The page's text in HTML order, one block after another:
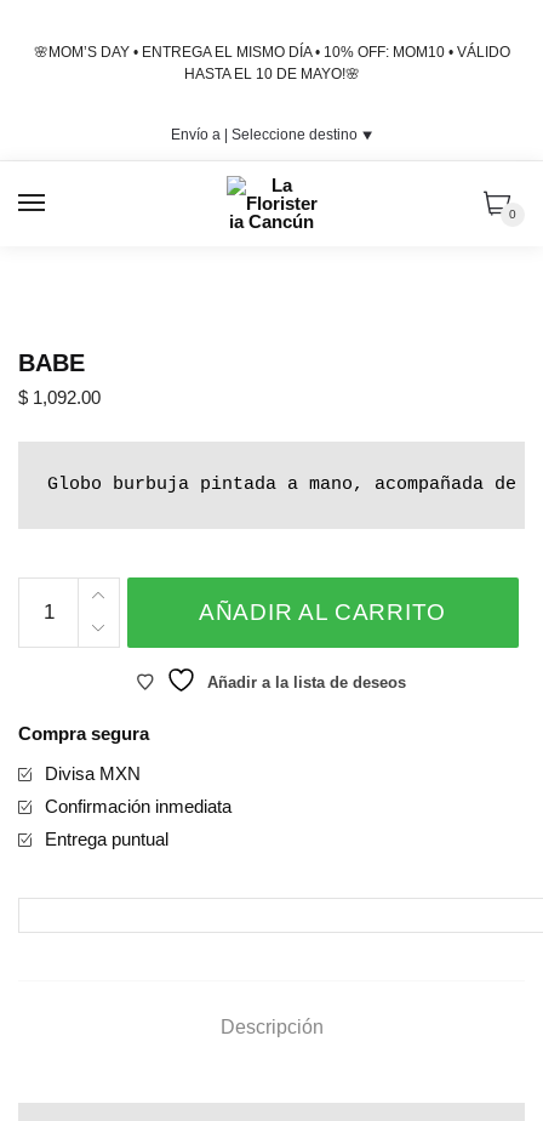
🌸MOM’S DAY • ENTREGA EL MISMO DÍA • 10% OFF: MOM10 • VÁLIDO
HASTA EL 10 DE MAYO!🌸
Envío a | Seleccione destino⯆
0
BABE
$ 1,092.00
Globo burbuja pintada a mano, acompañada
cantidad
AÑADIR AL CARRITO
Añadir a la lista de deseos
Compra segura
Divisa MXN
Confirmación inmediata
Entrega puntual
Descripción